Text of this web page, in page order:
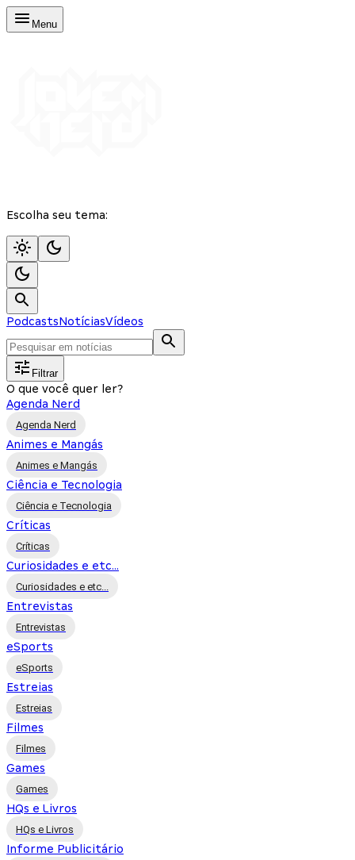
Menu
Escolha seu tema:
PodcastsNotíciasVídeos
Filtrar
O que você quer ler?
Agenda Nerd
Agenda Nerd
Animes e Mangás
Animes e Mangás
Ciência e Tecnologia
Ciência e Tecnologia
Críticas
Críticas
Curiosidades e etc...
Curiosidades e etc...
Entrevistas
Entrevistas
eSports
eSports
Estreias
Estreias
Filmes
Filmes
Games
Games
HQs e Livros
HQs e Livros
Informe Publicitário